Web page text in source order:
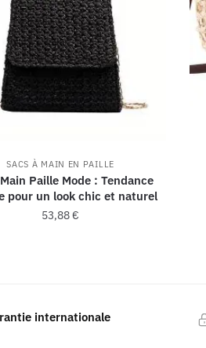
SACS À MAIN EN PAILLE
Paille Mode : Tendance
pour un look chic et naturel
53,88€
internationale